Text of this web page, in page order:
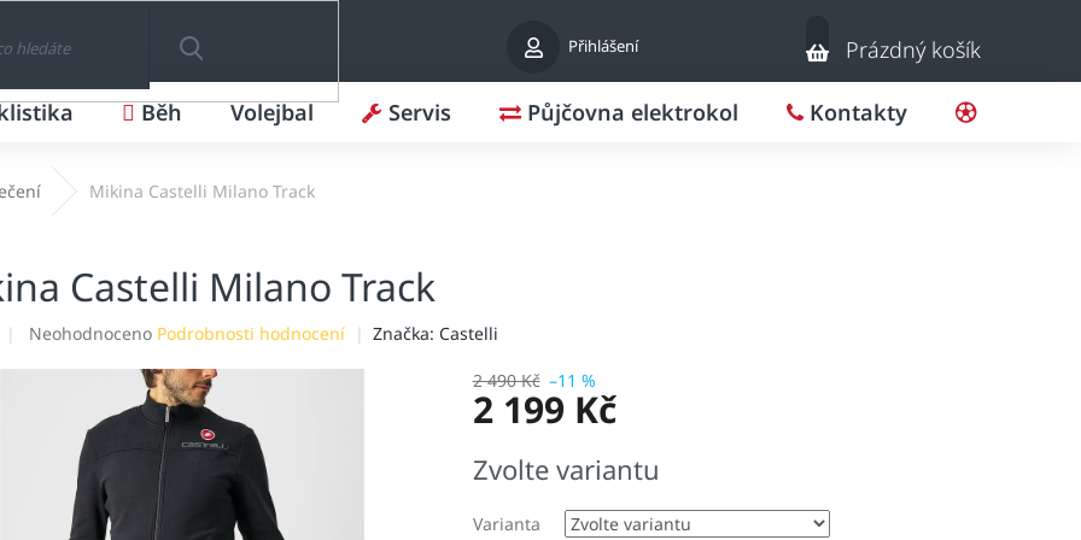
Přihlášení
HLEDAT
Nákupní
košík
Prázdný košík
Běh Volejbal Servis Půjčovna elektrokol Kontakty
Mikina Castelli Milano Track
Castelli Milano Track
Průměrné
hvězdiček.
Neohodnoceno Podrobnosti hodnocení Značka: Castelli
2 490 Kč –11 %
2 199 Kč
cena:
Zvolte variantu
Varianta